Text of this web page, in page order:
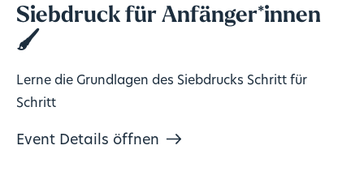
Siebdruck für Anfänger*innen
🖌️
Lerne die Grundlagen des Siebdrucks Schritt für
Schritt
Event Details öffnen